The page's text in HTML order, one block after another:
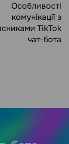
Особливості
комунікації з
TikTok
чат-бота